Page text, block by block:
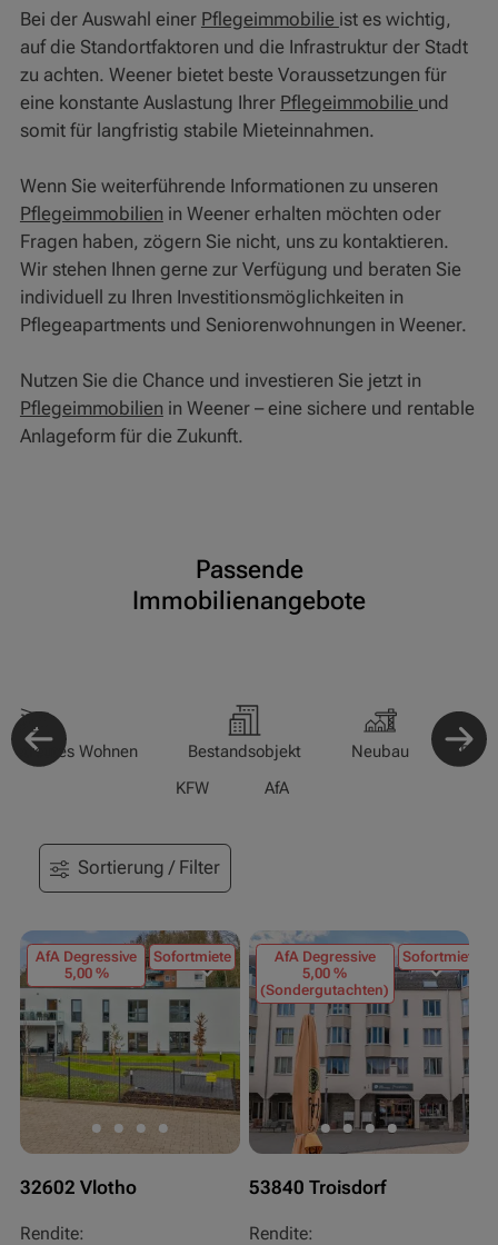
Bei der Auswahl einer Pflegeimmobilie ist es wichtig,
auf die Standortfaktoren und die Infrastruktur der Stadt
zu achten. Weener bietet beste Voraussetzungen für
eine konstante Auslastung Ihrer Pflegeimmobilie und
somit für langfristig stabile Mieteinnahmen.
Wenn Sie weiterführende Informationen zu unseren
Pflegeimmobilien in Weener erhalten möchten oder
Fragen haben, zögern Sie nicht, uns zu kontaktieren.
Wir stehen Ihnen gerne zur Verfügung und beraten Sie
individuell zu Ihren Investitionsmöglichkeiten in
Pflegeapartments und Seniorenwohnungen in Weener.
Nutzen Sie die Chance und investieren Sie jetzt in
Pflegeimmobilien in Weener – eine sichere und rentable
Anlageform für die Zukunft.
Passende
Immobilienangebote
Wohnen Bestandsobjekt Neubau
KFW
AfA
Sortierung / Filter
AfA Degressive
5,00 %
Sofortmiete
32602 Vlotho
Rendite:
AfA Degressive
5,00 %
(Sondergutachten)
Sofortmiete
53840 Troisdorf
Rendite: